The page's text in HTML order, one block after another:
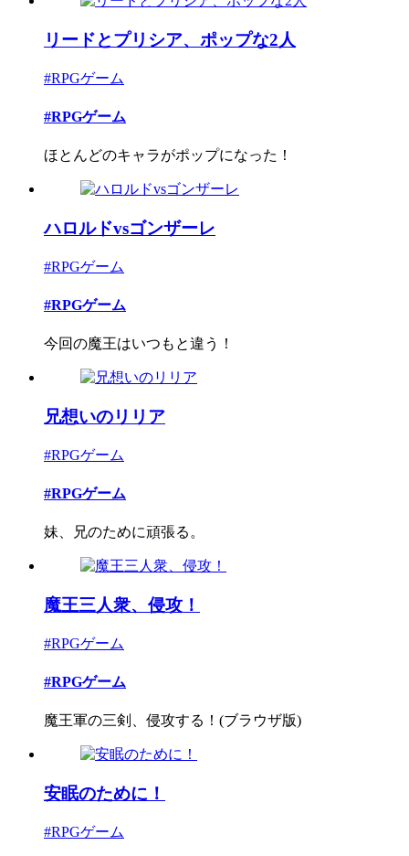
リードとプリシア、ポップな2人
#RPGゲーム
#RPGゲーム
ほとんどのキャラがポップになった！
ハロルドvsゴンザーレ
#RPGゲーム
#RPGゲーム
今回の魔王はいつもと違う！
兄想いのリリア
#RPGゲーム
#RPGゲーム
妹、兄のために頑張る。
魔王三人衆、侵攻！
#RPGゲーム
#RPGゲーム
魔王軍の三剣、侵攻する！(ブラウザ版)
安眠のために！
#RPGゲーム